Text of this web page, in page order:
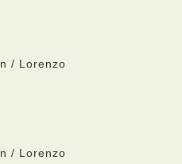
/ Lorenzo
/ Lorenzo